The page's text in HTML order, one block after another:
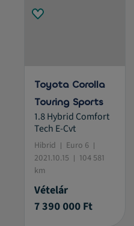
Toyota Corolla
Touring Sports
1.8 Hybrid Comfort
Tech E-Cvt
Hibrid
Euro 6
2021.10.15
104 581
km
Vételár
7 390 000 Ft